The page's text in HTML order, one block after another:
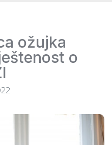
ožujka
o